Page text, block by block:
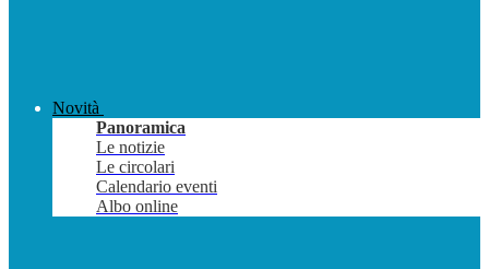
Novità
Panoramica
Le notizie
Le circolari
Calendario eventi
Albo online